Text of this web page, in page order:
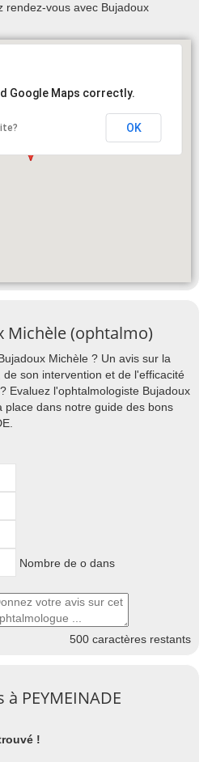
rendez-vous avec Bujadoux
Google Maps correctly.
OK
Michèle (ophtalmo)
Michèle ? Un avis sur la
son intervention et de l'efficacité
Evaluez l'ophtalmologiste Bujadoux
place dans notre guide des bons
Nombre de o dans
500 caractères restants
PEYMEINADE
!